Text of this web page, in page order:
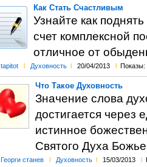
Как Стать Счастливым
Узнайте как
счет комплексной
отличное от
tapitot l Духовность l 20/04/2013 l Показы:
Что Такое Духовность
Значение слова
достигается через
истинное
Святого Духа
Георги станев l Духовность l 15/03/2013 l